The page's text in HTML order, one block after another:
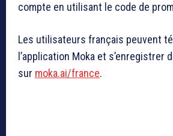
compte en utilisant le code de
Les utilisateurs français peuvent
l’application Moka et s’enregistrer
sur moka.ai/france.